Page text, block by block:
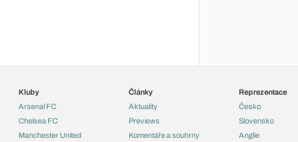
Kluby
Arsenal FC
Chelsea FC
Manchester United
Články
Aktuality
Previews
Komentáře a souhrny
Reprezentace
Česko
Slovensko
Anglie